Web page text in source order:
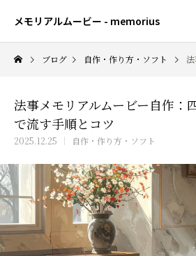
メモリアルムービー - memorius
ブログ 自作・作り方・ソフト 法事
法事メモリアルムービー自作：
で流す手順とコツ
2025.12.25 自作・作り方・ソフト